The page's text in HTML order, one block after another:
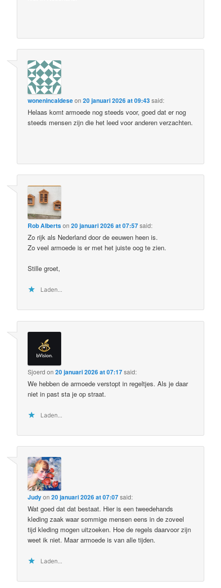
wonenincaldeseon20 januari 2026 at 09:43said:
Helaas komt armoede nog steeds voor, goed dat er nog
steeds mensen zijn die het leed voor anderen verzachten.
Rob Albertson20 januari 2026 at 07:57said:
Zo rijk als Nederland door de eeuwen heen is.
Zo veel armoede is er met het juiste oog te zien.
Stille groet,
Laden...
Sjoerd on20 januari 2026 at 07:17said:
We hebben de armoede verstopt in regeltjes. Als je daar
niet in past sta je op straat.
Laden...
Judyon20 januari 2026 at 07:07said:
Wat goed dat dat bestaat. Hier is een tweedehands
kleding zaak waar sommige mensen eens in de zoveel
tijd kleding mogen uitzoeken. Hoe de regels daarvoor zijn
weet ik niet. Maar armoede is van alle tijden.
Laden...